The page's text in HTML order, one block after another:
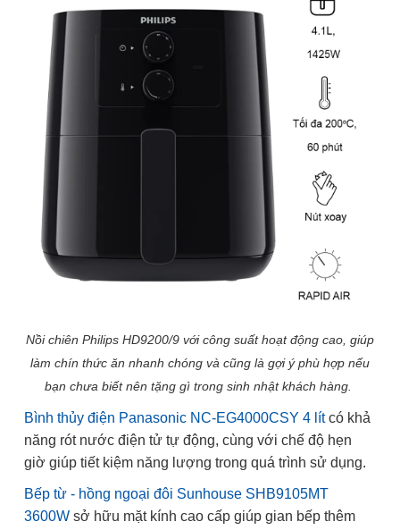
Nồi chiên Philips HD9200/9 với công suất hoạt động cao, giúp
làm chín thức ăn nhanh chóng và cũng là gợi ý phù hợp nếu
bạn chưa biết nên tặng gì trong sinh nhật khách hàng.
Bình thủy điện Panasonic NC-EG4000CSY 4 lítcó khả
năng rót nước điện tử tự động, cùng với chế độ hẹn
giờ giúp tiết kiệm năng lượng trong quá trình sử dụng.
Bếp từ - hồng ngoại đôi Sunhouse SHB9105MT
3600W sở hữu mặt kính cao cấp giúp gian bếp thêm